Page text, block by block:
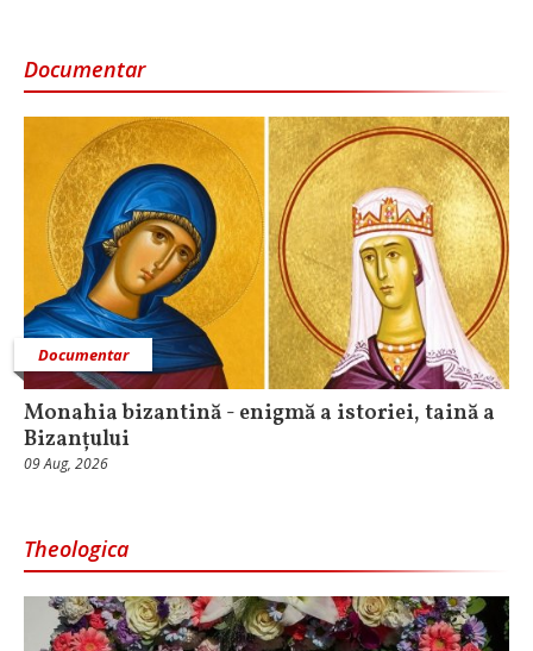
Documentar
Documentar
Monahia bizantină - enigmă a istoriei, taină a
Bizanțului
09 Aug, 2026
Theologica